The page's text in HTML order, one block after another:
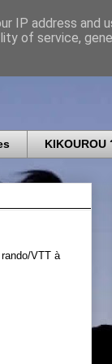
KIKOUROU
rando/VTT à
IP address and
of service,